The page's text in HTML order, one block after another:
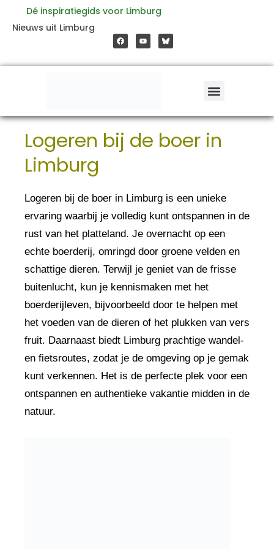
inhoud
Dé inspiratiegids voor Limburg
Nieuws uit Limburg
a
c
e
o
o
o
u
t
b
e
Logeren bij de boer in
Limburg
Logeren bij de boer in Limburg is een unieke
ervaring waarbij je volledig kunt ontspannen in de
rust van het platteland. Je overnacht op een
echte boerderij, omringd door groene velden en
schattige dieren. Terwijl je geniet van de frisse
buitenlucht, kun je kennismaken met het
boerderijleven, bijvoorbeeld door te helpen met
het voeden van de dieren of het plukken van vers
fruit. Daarnaast biedt Limburg prachtige wandel-
en fietsroutes, zodat je de omgeving op je gemak
kunt verkennen. Het is de perfecte plek voor een
ontspannen en authentieke vakantie midden in de
natuur.